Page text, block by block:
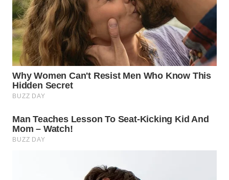
WN
SUKABUMI
WN
PURWAKARTA
WN
PRIANGAN
WN
SEMARANG